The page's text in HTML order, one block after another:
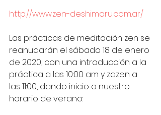
http://www.zen-deshimaru.com.ar/
Las prácticas de meditación zen se
reanudarán el sábado 18 de enero
de 2020, con una introducción a la
práctica a las 10:00 am y zazen a
las 11:00, dando inicio a nuestro
horario de verano: